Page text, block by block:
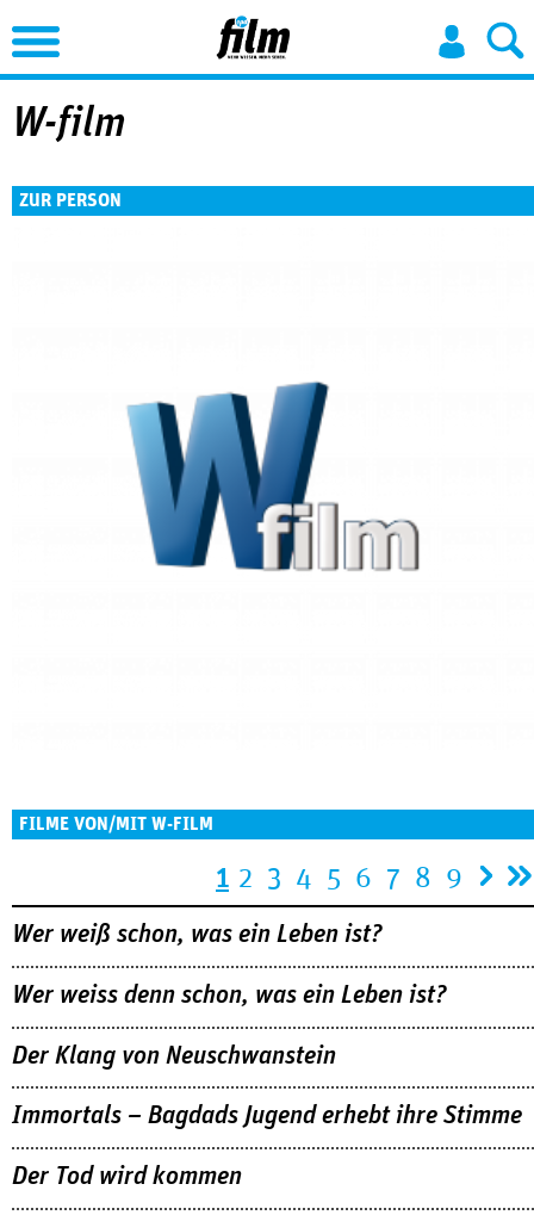
Jump to Navigation
W-film
ZUR PERSON
FILME VON/MIT W-FILM
1 2 3 4 5 6 7 8 9
Wer weiß schon, was ein Leben ist?
Wer weiss denn schon, was ein Leben ist?
Der Klang von Neuschwanstein
Immortals – Bagdads Jugend erhebt ihre Stimme
Der Tod wird kommen